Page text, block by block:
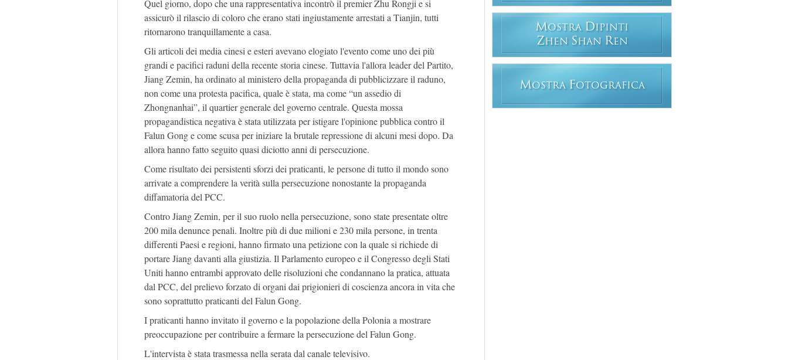
Quel giorno, dopo che una rappresentativa incontrò il premier Zhu Rongji e si
assicurò il rilascio di coloro che erano stati ingiustamente arrestati a Tianjin, tutti
ritornarono tranquillamente a casa.
Gli articoli dei media cinesi e esteri avevano elogiato l'evento come uno dei più
grandi e pacifici raduni della recente storia cinese. Tuttavia l'allora leader del Partito,
Jiang Zemin, ha ordinato al ministero della propaganda di pubblicizzare il raduno,
non come una protesta pacifica, quale è stata, ma come “un assedio di
Zhongnanhai”, il quartier generale del governo centrale. Questa mossa
propagandistica negativa è stata utilizzata per istigare l'opinione pubblica contro il
Falun Gong e come scusa per iniziare la brutale repressione di alcuni mesi dopo. Da
allora hanno fatto seguito quasi diciotto anni di persecuzione.
Come risultato dei persistenti sforzi dei praticanti, le persone di tutto il mondo sono
arrivate a comprendere la verità sulla persecuzione nonostante la propaganda
diffamatoria del PCC.
Contro Jiang Zemin, per il suo ruolo nella persecuzione, sono state presentate oltre
200 mila denunce penali. Inoltre più di due milioni e 230 mila persone, in trenta
differenti Paesi e regioni, hanno firmato una petizione con la quale si richiede di
portare Jiang davanti alla giustizia. Il Parlamento europeo e il Congresso degli Stati
Uniti hanno entrambi approvato delle risoluzioni che condannano la pratica, attuata
dal PCC, del prelievo forzato di organi dai prigionieri di coscienza ancora in vita che
sono soprattutto praticanti del Falun Gong.
I praticanti hanno invitato il governo e la popolazione della Polonia a mostrare
preoccupazione per contribuire a fermare la persecuzione del Falun Gong.
L'intervista è stata trasmessa nella serata dal canale televisivo.
MOSTRA DIPINTI
ZHEN SHAN REN
MOSTRA FOTOGRAFICA